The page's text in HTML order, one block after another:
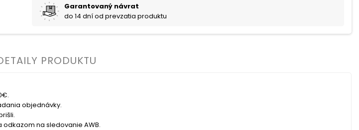
Garantovaný návrat
do 14 dní od prevzatia produktu
PRODUKTU
objednávky.
na sledovanie AWB.